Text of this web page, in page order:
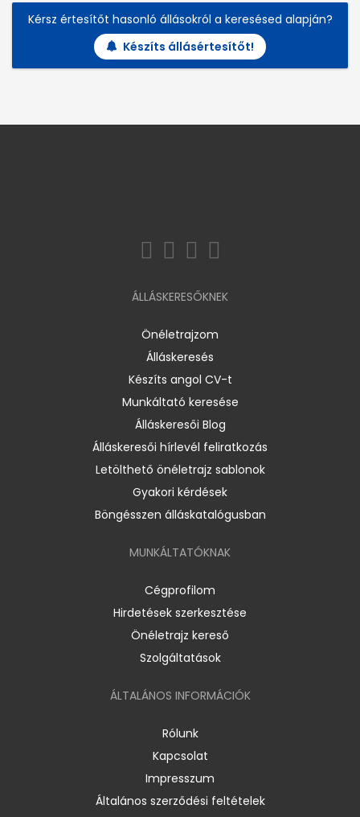
Kérsz értesítőt hasonló állásokról a keresésed alapján?
Készíts állásértesítőt!
ÁLLÁSKERESŐKNEK
Önéletrajzom
Álláskeresés
Készíts angol CV-t
Munkáltató keresése
Álláskeresői Blog
Álláskeresői hírlevél feliratkozás
Letölthető önéletrajz sablonok
Gyakori kérdések
Böngésszen álláskatalógusban
MUNKÁLTATÓKNAK
Cégprofilom
Hirdetések szerkesztése
Önéletrajz kereső
Szolgáltatások
ÁLTALÁNOS INFORMÁCIÓK
Rólunk
Kapcsolat
Impresszum
Általános szerződési feltételek